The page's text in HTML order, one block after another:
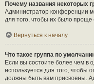
Почему названия некоторых
Администратор конференции
для того, чтобы их было проще
Вернуться к началу
Что такое группа по
Если вы состоите более чем в
используется для того, чтобы
должны быть вам присвоены.